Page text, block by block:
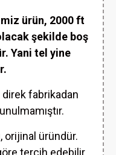
ürün, 2000 ft
şekilde boş
Yani tel yine
fabrikadan
orijinal üründür.
tercih edebilir.